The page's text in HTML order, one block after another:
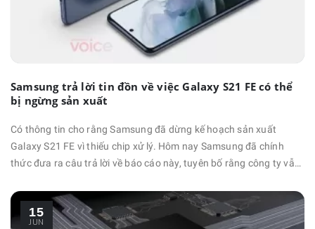
Samsung trả lời tin đồn về việc Galaxy S21 FE có thể
bị ngừng sản xuất
Có thông tin cho rằng Samsung đã dừng kế hoạch sản xuất
Galaxy S21 FE vì thiếu chip xử lý. Hôm nay Samsung đã chính
thức đưa ra câu trả lời về báo cáo này, tuyên bố rằng công ty vẫn
FE hay không. Trong bản báo cáo được gửi tới Bloomberg, nhà
sản xuất đến từ Hàn Quốc đã nói rằng: “Mặc dù …
15
JUN